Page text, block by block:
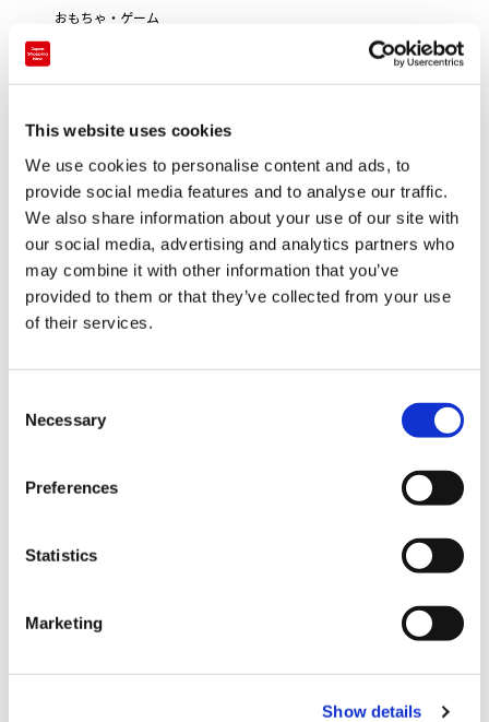
This website uses cookies
We use cookies to personalise content and ads, to
provide social media features and to analyse our traffic.
We also share information about your use of our site with
our social media, advertising and analytics partners who
may combine it with other information that you’ve
provided to them or that they’ve collected from your use
of their services.
Necessary
Preferences
Statistics
Marketing
Show details
おもちゃ・ゲーム
VISA
JCB